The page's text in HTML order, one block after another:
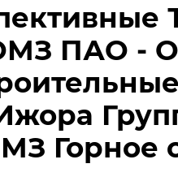
ПАО -
Горное